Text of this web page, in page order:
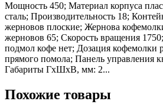
Мощность 450; Материал корпуса
сталь; Производительность 18;
жерновов плоские; Жернова
жерновов 65; Скорость вращения
подмол кофе нет; Дозация кофемолки
прямого помола; Панель управления
Габариты ГхШхВ, мм: 2...
Похожие товары